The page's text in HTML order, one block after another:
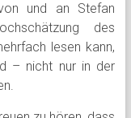
und an Stefan
des
lesen kann,
– nicht nur in der